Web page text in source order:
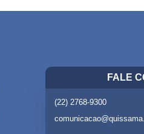
FALE
(22) 2768-9300